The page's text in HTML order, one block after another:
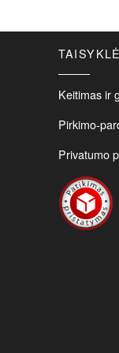
Keitimas ir
Pirkimo-
Privatumo